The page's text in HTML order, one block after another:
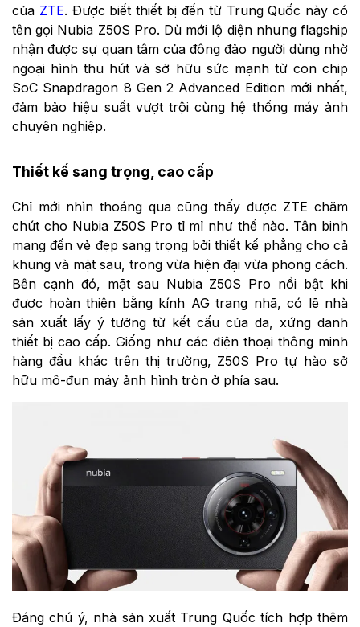
của ZTE. Được biết thiết bị đến từ Trung Quốc này có
tên gọi Nubia Z50S Pro. Dù mới lộ diện nhưng flagship
nhận được sự quan tâm của đông đảo người dùng nhờ
ngoại hình thu hút và sở hữu sức mạnh từ con chip
SoC Snapdragon 8 Gen 2 Advanced Edition mới nhất,
đảm bảo hiệu suất vượt trội cùng hệ thống máy ảnh
chuyên nghiệp.
Thiết kế sang trọng, cao cấp
Chỉ mới nhìn thoáng qua cũng thấy được ZTE chăm
chút cho Nubia Z50S Pro tỉ mỉ như thế nào. Tân binh
mang đến vẻ đẹp sang trọng bởi thiết kế phẳng cho cả
khung và mặt sau, trong vừa hiện đại vừa phong cách.
Bên cạnh đó, mặt sau Nubia Z50S Pro nổi bật khi
được hoàn thiện bằng kính AG trang nhã, có lẽ nhà
sản xuất lấy ý tưởng từ kết cấu của da, xứng danh
thiết bị cao cấp. Giống như các điện thoại thông minh
hàng đầu khác trên thị trường, Z50S Pro tự hào sở
hữu mô-đun máy ảnh hình tròn ở phía sau.
Đáng chú ý, nhà sản xuất Trung Quốc tích hợp thêm